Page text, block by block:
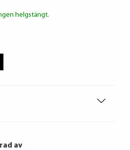
kan betala tillbaka skulden i
vänd dig till budget- och
helgstängt.
av